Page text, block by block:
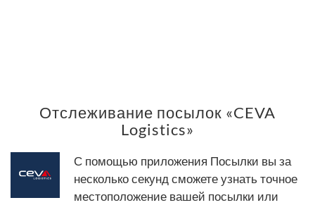
Отслеживание посылок «CEVA
Logistics»
С помощью приложения Посылки вы за
несколько секунд сможете узнать точное
местоположение вашей посылки или